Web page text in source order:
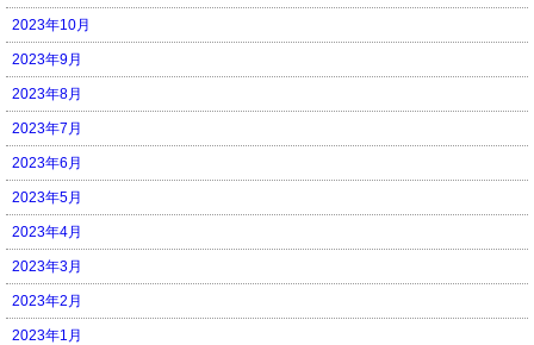
2023年10月
2023年9月
2023年8月
2023年7月
2023年6月
2023年5月
2023年4月
2023年3月
2023年2月
2023年1月